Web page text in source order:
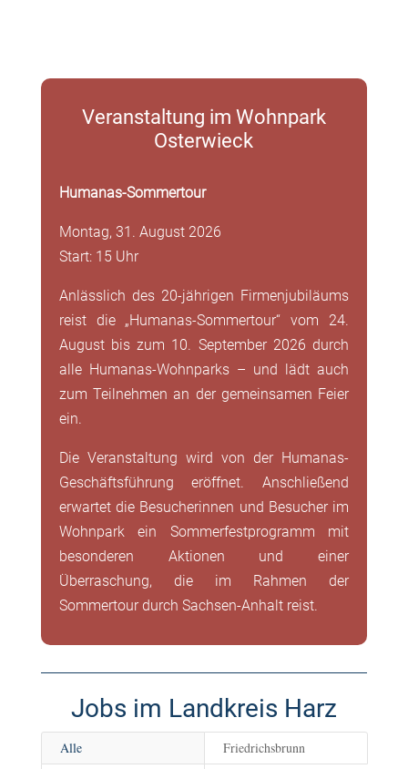
Veranstaltung im Wohnpark
Osterwieck
Humanas-Sommertour
Montag, 31. August 2026
Start: 15 Uhr
Anlässlich des 20-jährigen Firmenjubiläums
reist die „Humanas-Sommertour“ vom 24.
August bis zum 10. September 2026 durch
alle Humanas-Wohnparks – und lädt auch
zum Teilnehmen an der gemeinsamen Feier
ein.
Die Veranstaltung wird von der Humanas-
Geschäftsführung eröffnet. Anschließend
erwartet die Besucherinnen und Besucher im
Wohnpark ein Sommerfestprogramm mit
besonderen Aktionen und einer
Überraschung, die im Rahmen der
Sommertour durch Sachsen-Anhalt reist.
Jobs im Landkreis Harz
Alle
Friedrichsbrunn